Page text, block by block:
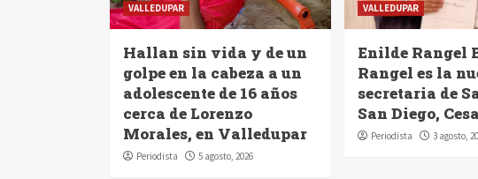
VALLEDUPAR
Hallan sin vida y de un
golpe en la cabeza a un
adolescente de 16 años
cerca de Lorenzo
Morales, en Valledupar
Periodista 5 agosto, 2026
VALLEDUPAR
Enilde Rangel
Rangel es la
secretaria de
San Diego,
Periodista 3 agosto,